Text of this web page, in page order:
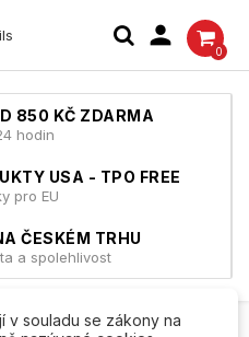

0
850 KČ ZDARMA
hodin
USA - TPO FREE
pro EU
ČESKÉM TRHU
a spolehlivost
nehty
v souladu se zákony na